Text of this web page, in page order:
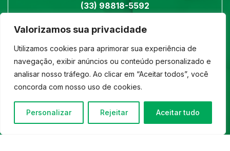
Valorizamos sua privacidade
Utilizamos cookies para aprimorar sua experiência de
navegação, exibir anúncios ou conteúdo personalizado e
analisar nosso tráfego. Ao clicar em “Aceitar todos”, você
concorda com nosso uso de cookies.
Personalizar Rejeitar Aceitar tudo
(33) 98818-5592
LOCALIZAÇÃO